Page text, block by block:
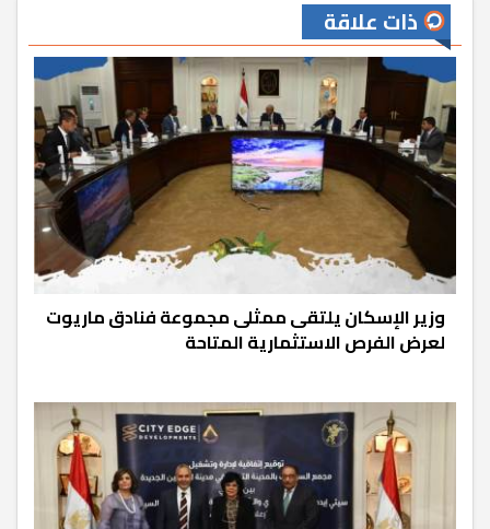
ذات علاقة
وزير الإسكان يلتقى ممثلى مجموعة فنادق ماريوت
لعرض الفرص الاستثمارية المتاحة